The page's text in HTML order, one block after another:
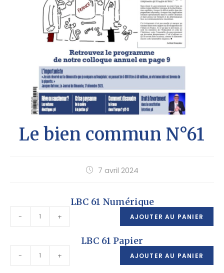
Le bien commun N°61
7 avril 2024
LBC 61 Numérique
- + AJOUTER AU PANIER
LBC 61 Papier
- + AJOUTER AU PANIER